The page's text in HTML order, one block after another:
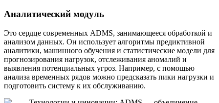
Аналитический модуль
Это сердце современных ADMS, занимающееся обработкой и
анализом данных. Он использует алгоритмы предиктивной
аналитики, машинного обучения и статистические модели для
прогнозирования нагрузок, отслеживания аномалий и
выявления потенциальных угроз. Например, с помощью
анализа временных рядов можно предсказать пики нагрузки и
подготовить систему к их обслуживанию.